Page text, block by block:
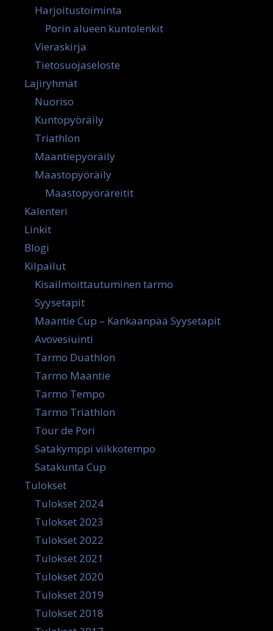
Harjoitustoiminta
Porin alueen kuntolenkit
Vieraskirja
Tietosuojaseloste
Lajiryhmät
Nuoriso
Kuntopyöräily
Triathlon
Maantiepyöräily
Maastopyöräily
Maastopyöräreitit
Kalenteri
Linkit
Blogi
Kilpailut
Kisailmoittautuminen tarmo
Syysetapit
Maantie Cup – Kankaanpää Syysetapit
Avovesiuinti
Tarmo Duathlon
Tarmo Maantie
Tarmo Tempo
Tarmo Triathlon
Tour de Pori
Satakymppi viikkotempo
Satakunta Cup
Tulokset
Tulokset 2024
Tulokset 2023
Tulokset 2022
Tulokset 2021
Tulokset 2020
Tulokset 2019
Tulokset 2018